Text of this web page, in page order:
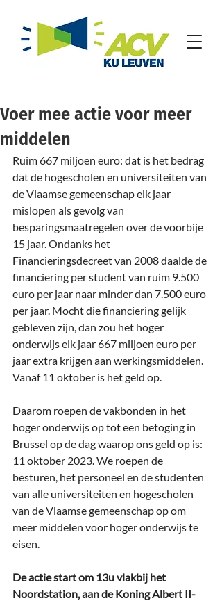
Voer mee actie voor meer
middelen
Ruim 667 miljoen euro: dat is het bedrag
dat de hogescholen en universiteiten van
de Vlaamse gemeenschap elk jaar
mislopen als gevolg van
besparingsmaatregelen over de voorbije
15 jaar. Ondanks het
Financieringsdecreet van 2008 daalde de
financiering per student van ruim 9.500
euro per jaar naar minder dan 7.500 euro
per jaar. Mocht die financiering gelijk
gebleven zijn, dan zou het hoger
onderwijs elk jaar 667 miljoen euro per
jaar extra krijgen aan werkingsmiddelen.
Vanaf 11 oktober is het geld op.
Daarom roepen de vakbonden in het
hoger onderwijs op tot een betoging in
Brussel op de dag waarop ons geld op is:
11 oktober 2023. We roepen de
besturen, het personeel en de studenten
van alle universiteiten en hogescholen
van de Vlaamse gemeenschap op om
meer middelen voor hoger onderwijs te
eisen.
De actie start om 13u vlakbij het
Noordstation, aan de Koning Albert II-